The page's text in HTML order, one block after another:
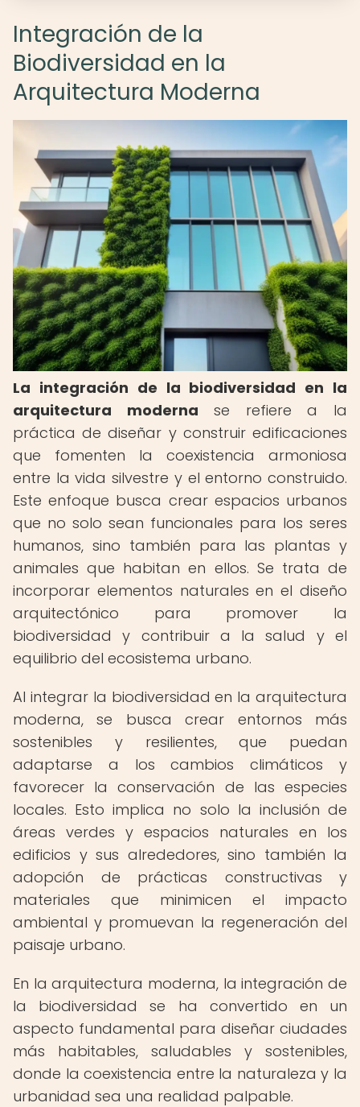
Integración de la
Biodiversidad en la
Arquitectura Moderna
La integración de la biodiversidad en la
arquitectura moderna se refiere a la
práctica de diseñar y construir edificaciones
que fomenten la coexistencia armoniosa
entre la vida silvestre y el entorno construido.
Este enfoque busca crear espacios urbanos
que no solo sean funcionales para los seres
humanos, sino también para las plantas y
animales que habitan en ellos. Se trata de
incorporar elementos naturales en el diseño
arquitectónico para promover la
biodiversidad y contribuir a la salud y el
equilibrio del ecosistema urbano.
Al integrar la biodiversidad en la arquitectura
moderna, se busca crear entornos más
sostenibles y resilientes, que puedan
adaptarse a los cambios climáticos y
favorecer la conservación de las especies
locales. Esto implica no solo la inclusión de
áreas verdes y espacios naturales en los
edificios y sus alrededores, sino también la
adopción de prácticas constructivas y
materiales que minimicen el impacto
ambiental y promuevan la regeneración del
paisaje urbano.
En la arquitectura moderna, la integración de
la biodiversidad se ha convertido en un
aspecto fundamental para diseñar ciudades
más habitables, saludables y sostenibles,
donde la coexistencia entre la naturaleza y la
urbanidad sea una realidad palpable.